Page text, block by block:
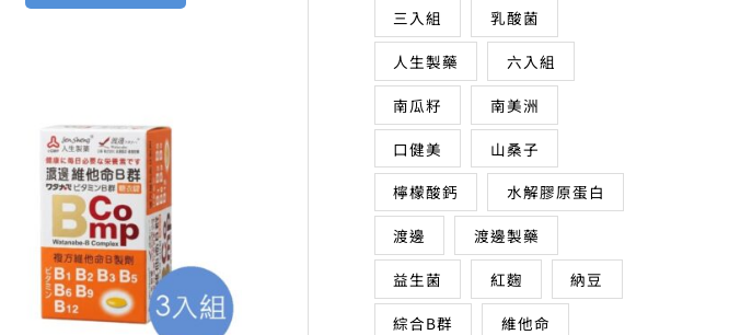
始
價
格：
NT$ 1,020。
三入組
乳酸菌
人生製藥
六入組
南瓜籽
南美洲
口健美
山桑子
檸檬酸鈣
水解膠原蛋白
渡邊
渡邊製藥
益生菌
紅麴
納豆
綜合B群
維他命